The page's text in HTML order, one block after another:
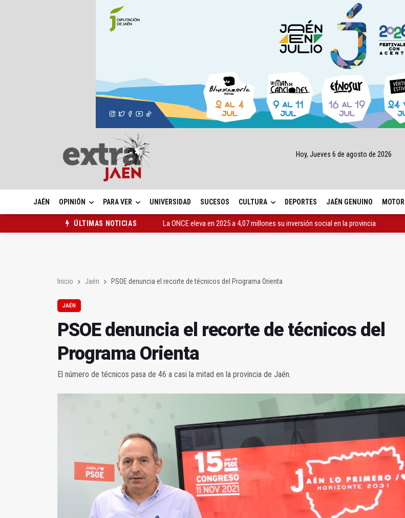
Hoy, Jueves 6 de agosto de 2026
JAÉN OPINIÓN PARA VER UNIVERSIDAD SUCESOS CULTURA DEPORTES JAÉN GENUINO MOTOR
ÚLTIMAS NOTICIAS
La ONCE eleva en 2025 a 4,07 millones su inversión social en la provincia
Inicio Jaén PSOE denuncia el recorte de técnicos del Programa Orienta
JAÉN
PSOE denuncia el recorte de técnicos del
Programa Orienta
El número de técnicos pasa de 46 a casi la mitad en la provincia de Jaén.